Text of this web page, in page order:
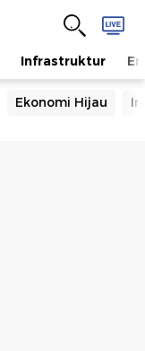
Infrastruktur
Ekonomi Hijau